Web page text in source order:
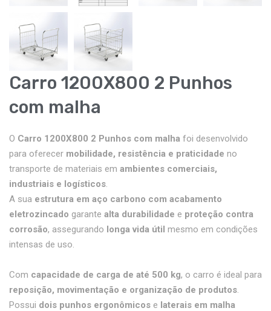
Carro 1200X800 2 Punhos
com malha
O Carro 1200X800 2 Punhos com malha foi desenvolvido
para oferecer mobilidade, resistência e praticidade no
transporte de materiais em ambientes comerciais,
industriais e logísticos.
A sua estrutura em aço carbono com acabamento
eletrozincado garante alta durabilidade e proteção contra
corrosão, assegurando longa vida útil mesmo em condições
intensas de uso.
Com capacidade de carga de até 500 kg, o carro é ideal para
reposição, movimentação e organização de produtos.
Possui dois punhos ergonômicos e laterais em malha